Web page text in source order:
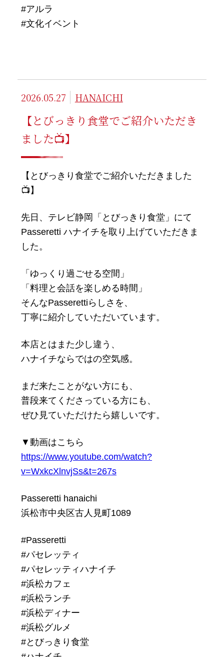
#アルラ
#文化イベント
2026.05.27 HANAICHI
【とびっきり食堂でご紹介いただき
ました📺】
【とびっきり食堂でご紹介いただきました
📺】
先日、テレビ静岡「とびっきり食堂」にて
Passeretti ハナイチを取り上げていただきま
した。
「ゆっくり過ごせる空間」
「料理と会話を楽しめる時間」
そんなPasserettiらしさを、
丁寧に紹介していただいています。
本店とはまた少し違う、
ハナイチならではの空気感。
まだ来たことがない方にも、
普段来てくださっている方にも、
ぜひ見ていただけたら嬉しいです。
▼動画はこちら
https://www.youtube.com/watch?
v=WxkcXlnvjSs&t=267s
Passeretti hanaichi
浜松市中央区古人見町1089
#Passeretti
#パセレッティ
#パセレッティハナイチ
#浜松カフェ
#浜松ランチ
#浜松ディナー
#浜松グルメ
#とびっきり食堂